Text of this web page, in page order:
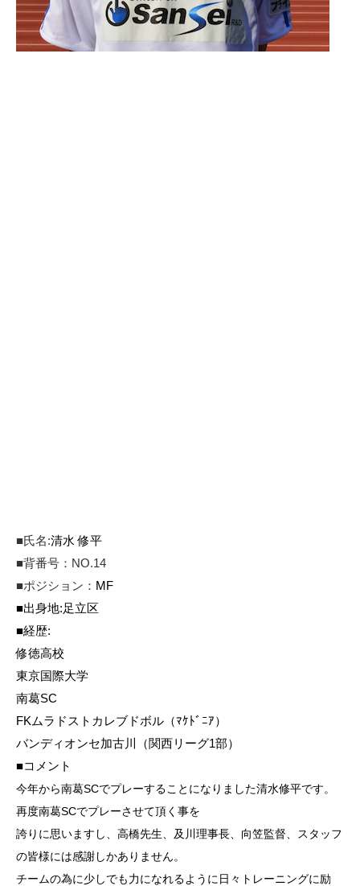
■氏名:清水 修平
■背番号：NO.14
■ポジション： MF
■出身地:足立区
■経歴:
修徳高校
東京国際大学
南葛SC
FKムラドストカレブドボル（ﾏｹﾄﾞﾆｱ）
バンディオンセ加古川（関西リーグ1部）
■コメント
今年から南葛SCでプレーすることになりました清水修平です。
再度南葛SCでプレーさせて頂く事を
誇りに思いますし、高橋先生、及川理事長、向笠監督、スタッフ
の皆様には感謝しかありません。
チームの為に少しでも力になれるように日々トレーニングに励